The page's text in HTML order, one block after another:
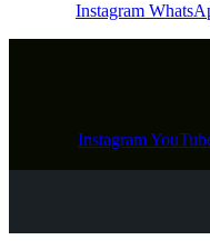
Instagram
Instagram